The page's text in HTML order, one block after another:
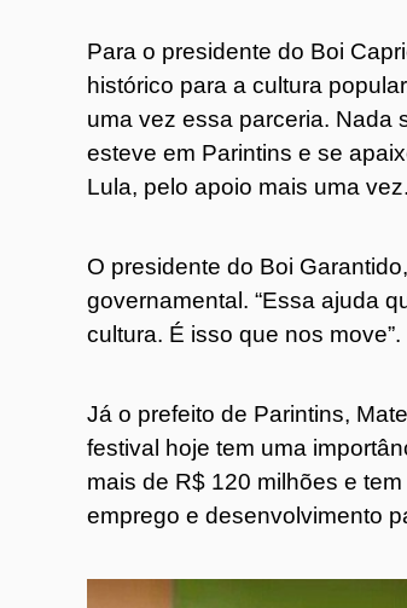
Para o presidente do Boi
histórico para a cultura
uma vez essa parceria. Nada
esteve em Parintins e se
Lula, pelo apoio mais uma
O presidente do Boi
governamental. “Essa ajuda
cultura. É isso que nos move”.
Já o prefeito de Parintins,
festival hoje tem uma
mais de R$ 120 milhões e
emprego e desenvolvimento